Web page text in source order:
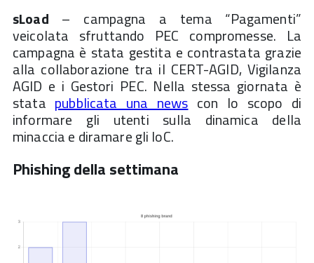
sLoad – campagna a tema “Pagamenti”
veicolata sfruttando PEC compromesse. La
campagna è stata gestita e contrastata grazie
alla collaborazione tra il CERT-AGID, Vigilanza
AGID e i Gestori PEC. Nella stessa giornata è
stata pubblicata una newscon lo scopo di
informare gli utenti sulla dinamica della
minaccia e diramare gli IoC.
Phishing della settimana